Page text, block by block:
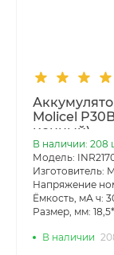
Molicel
ионный)
В наличии: 208
Модель:
Изготовитель:
Напряжение
Ёмкость, мА ч:
Размер, мм:
В наличии